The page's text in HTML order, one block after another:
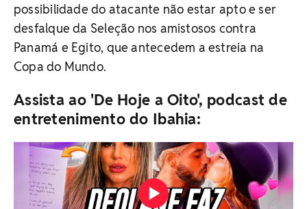
possibilidade do atacante não estar apto e ser
desfalque da Seleção nos amistosos contra
Panamá e Egito, que antecedem a estreia na
Copa do Mundo.
Assista ao 'De Hoje a Oito', podcast de
entretenimento do Ibahia: